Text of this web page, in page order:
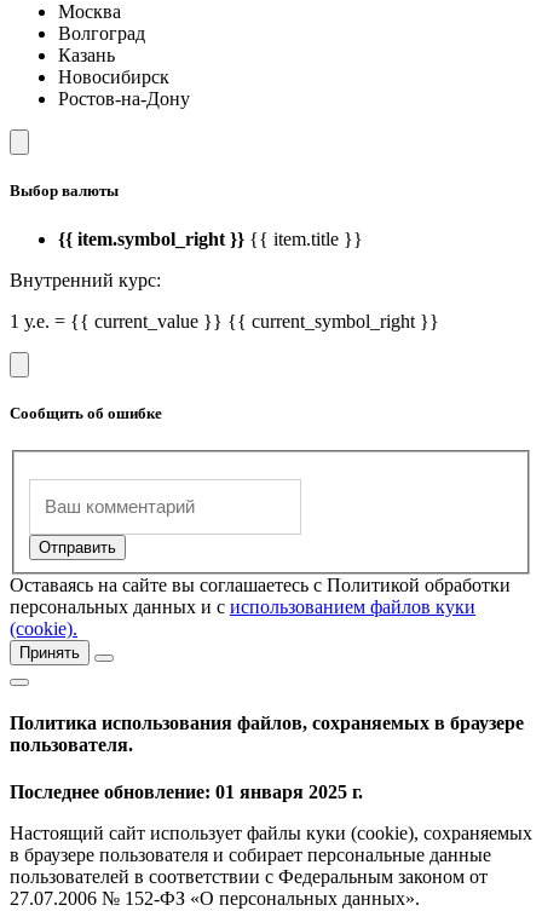
Москва
Волгоград
Казань
Новосибирск
Ростов-на-Дону
Выбор валюты
{{ item.symbol_right }} {{ item.title }}
Внутренний курс:
1 у.е. = {{ current_value }} {{ current_symbol_right }}
Сообщить об ошибке
Оставаясь на сайте вы соглашаетесь с Политикой обработки
персональных данных и с использованием файлов куки
(cookie).
Принять
Политика использования файлов, сохраняемых в браузере
пользователя.
Последнее обновление: 01 января 2025 г.
Настоящий сайт использует файлы куки (cookie), сохраняемых
в браузере пользователя и собирает персональные данные
пользователей в соответствии с Федеральным законом от
27.07.2006 № 152-ФЗ «О персональных данных».